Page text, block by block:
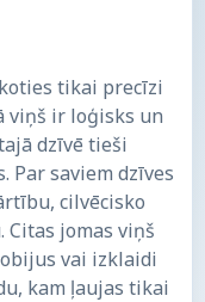
tikai precīzi
viņš ir loģisks un
dzīvē tieši
Par saviem dzīves
cilvēcisko
jomas viņš
vai izklaidi
kam ļaujas tikai